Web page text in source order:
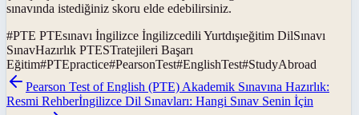
sınavında istediğiniz skoru elde edebilirsiniz.
#PTE PTEsınavı İngilizce İngilizcedili Yurtdışıeğitim DilSınavı
SınavHazırlık PTESTratejileri Başarı
Eğitim#PTEpractice#PearsonTest#EnglishTest#StudyAbroad
Pearson Test of English (PTE) Akademik Sınavına Hazırlık:
Resmi Rehberİngilizce Dil Sınavları: Hangi Sınav Senin İçin